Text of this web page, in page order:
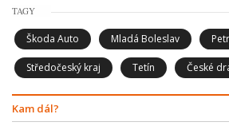
TAGY
Škoda Auto Mladá Boleslav
Středočeský kraj Tetín České
Kam dál?